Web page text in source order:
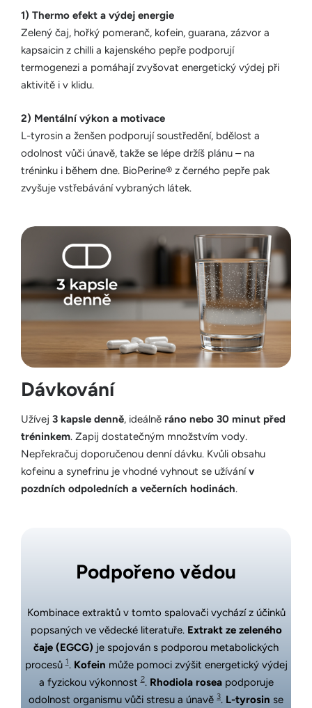
1) Thermo efekt a výdej energie
Zelený čaj, hořký pomeranč, kofein, guarana, zázvor a
kapsaicin z chilli a kajenského pepře podporují
termogenezi a pomáhají zvyšovat energetický výdej při
aktivitě i v klidu.
2) Mentální výkon a motivace
L-tyrosin a ženšen podporují soustředění, bdělost a
odolnost vůči únavě, takže se lépe držíš plánu – na
tréninku i během dne. BioPerine® z černého pepře pak
zvyšuje vstřebávání vybraných látek.
Dávkování
Užívej 3 kapsle denně, ideálně ráno nebo 30 minut před
tréninkem. Zapij dostatečným množstvím vody.
Nepřekračuj doporučenou denní dávku. Kvůli obsahu
kofeinu a synefrinu je vhodné vyhnout se užívánív
pozdních odpoledních a večerních hodinách.
Podpořeno vědou
Kombinace extraktů v tomto spalovači vychází z účinků
popsaných ve vědecké literatuře. Extrakt ze zeleného
čaje (EGCG) je spojován s podporou metabolických
procesů1. Kofein může pomoci zvýšit energetický výdej
a fyzickou výkonnost2. Rhodiola roseapodporuje
odolnost organismu vůči stresu a únavě 3. L-tyrosin se